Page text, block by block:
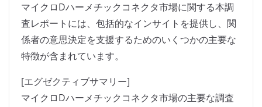
マイクロDハーメチックコネクタ市場に関する本調
査レポートには、包括的なインサイトを提供し、関
係者の意思決定を支援するためのいくつかの主要な
特徴が含まれています。
[エグゼクティブサマリー]
マイクロDハーメチックコネクタ市場の主要な調査